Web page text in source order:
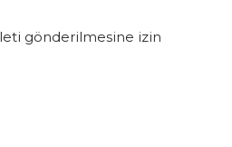
gönderilmesine izin